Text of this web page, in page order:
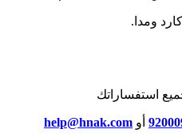
ومدا.
استفساراتك
أو help@hnak.com